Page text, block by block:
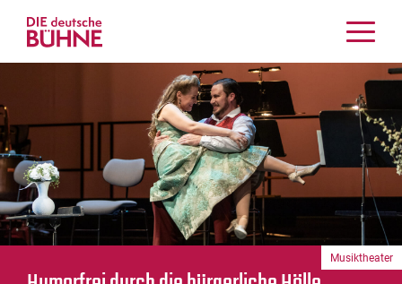
Musiktheater
Tanz
Crossover
Bühnenwelt
Festivals & Veranstaltungen
Menschen & Theater
Musiktheater